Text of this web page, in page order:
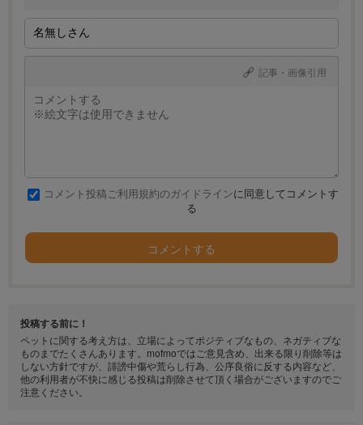
記事・画像引用
コメント投稿ご利用規約のガイドラインに同意してコメントす
る
コメントする
投稿する前に！
ペットに関する考え方は、立場によってポジティブなもの、ネガティブな
ものまでたくさんあります。mofmoではご意見含め、出来る限り削除等は
しない方針ですが、誹謗中傷や荒らし行為、公序良俗に反する内容など、
他の利用者が不快に感じる投稿は削除させて頂く場合がございますのでご
注意ください。